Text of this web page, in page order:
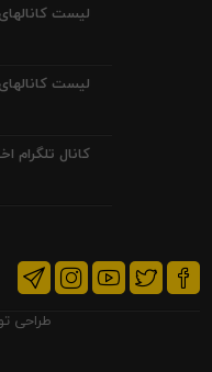
لیست
لیست
کانال
طراحی